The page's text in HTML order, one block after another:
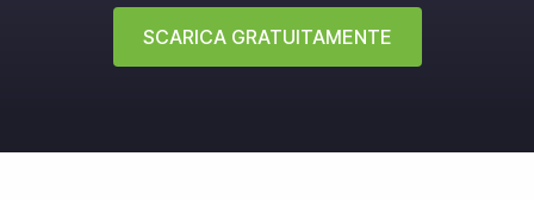
SCARICA GRATUITAMENTE